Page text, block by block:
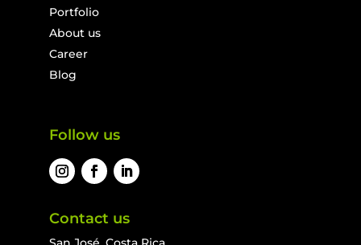
Portfolio
About us
Career
Blog
Follow us
Contact us